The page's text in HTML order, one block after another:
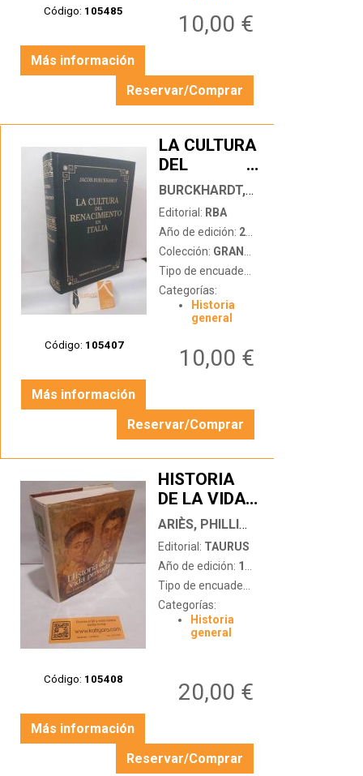
Código: 105485
DEL REINO
10,00 €
Más información
Reservar/Comprar
Código: 105407
LA CULTURA
DEL
RENACIMIENTO
EN ITALIA
…
BURCKHARDT, JACOB
Editorial: RBA
Año de edición: 2005
Colección: GRANDES OBRAS DE LA CULTURA
Tipo de encuadernación:
Categorías:
Historia
general
10,00 €
Más información
Reservar/Comprar
Código: 105408
HISTORIA
DE LA VIDA
PRIVADA I:
DEL
IMPERIO
ROMANO AL
AÑO MIL
…
ARIÈS, PHILLIPPE - DUBY, GEORGES (DIR)
Editorial: TAURUS
Año de edición: 1987
Tipo de encuadernación:
Categorías:
Historia
general
20,00 €
Más información
Reservar/Comprar